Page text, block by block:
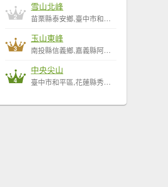
2
雪山北峰
苗栗縣泰安鄉,臺中市和平區
3
玉山東峰
南投縣信義鄉,嘉義縣阿里山鄉
4
中央尖山
臺中市和平區,花蓮縣秀林鄉